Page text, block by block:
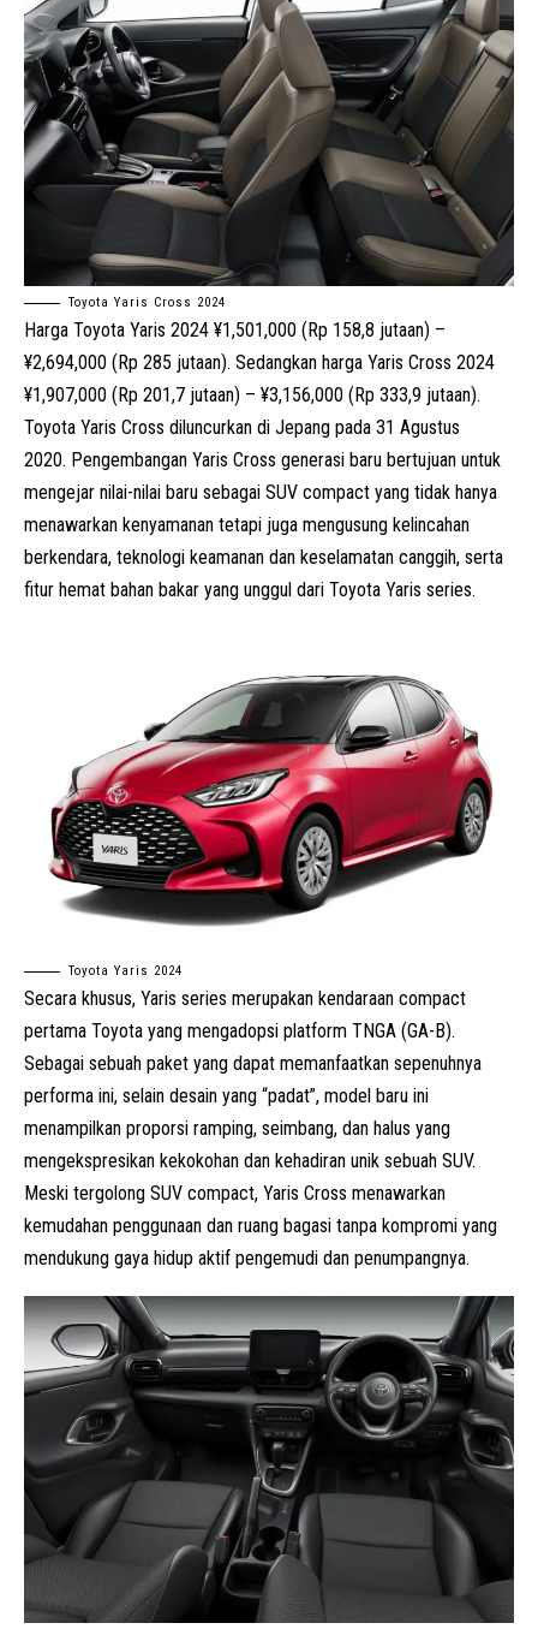
Toyota Yaris Cross 2024
Harga Toyota Yaris 2024 ¥1,501,000 (Rp 158,8 jutaan) –
¥2,694,000 (Rp 285 jutaan). Sedangkan harga Yaris Cross 2024
¥1,907,000 (Rp 201,7 jutaan) – ¥3,156,000 (Rp 333,9 jutaan).
Toyota Yaris Cross diluncurkan di Jepang pada 31 Agustus
2020. Pengembangan Yaris Cross generasi baru bertujuan untuk
mengejar nilai-nilai baru sebagai SUV compact yang tidak hanya
menawarkan kenyamanan tetapi juga mengusung kelincahan
berkendara, teknologi keamanan dan keselamatan canggih, serta
fitur hemat bahan bakar yang unggul dari Toyota Yaris series.
Toyota Yaris 2024
Secara khusus, Yaris series merupakan kendaraan compact
pertama Toyota yang mengadopsi platform TNGA (GA-B).
Sebagai sebuah paket yang dapat memanfaatkan sepenuhnya
performa ini, selain desain yang “padat”, model baru ini
menampilkan proporsi ramping, seimbang, dan halus yang
mengekspresikan kekokohan dan kehadiran unik sebuah SUV.
Meski tergolong SUV compact, Yaris Cross menawarkan
kemudahan penggunaan dan ruang bagasi tanpa kompromi yang
mendukung gaya hidup aktif pengemudi dan penumpangnya.